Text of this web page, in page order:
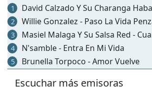
1 David Calzado Y Su Charanga
2 Willie Gonzalez - Paso La Vida
3 Masiel Malaga Y Su Salsa Red -
4 N'samble - Entra En Mi Vida
5 Brunella Torpoco - Amor Vuelve
Escuchar más emisoras